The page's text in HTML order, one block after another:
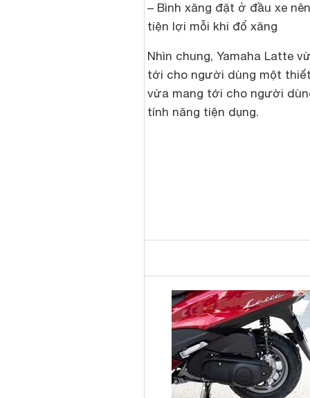
– Bình xăng đặt ở đầu xe
tiện lợi mỗi khi đổ xăng
Nhìn chung, Yamaha Latte
tới cho người dùng một
vừa mang tới cho người
tính năng tiện dụng.